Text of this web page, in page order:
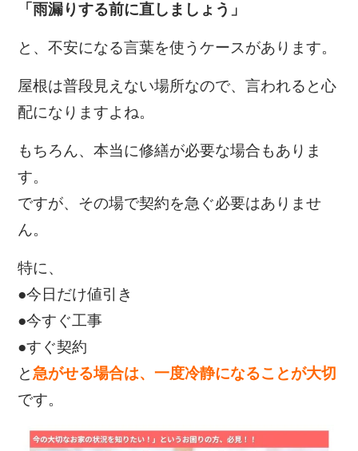
「雨漏りする前に直しましょう」
と、不安になる言葉を使うケースがあります。
屋根は普段見えない場所なので、言われると心
配になりますよね。
もちろん、本当に修繕が必要な場合もありま
す。
ですが、その場で契約を急ぐ必要はありませ
ん。
特に、
●今日だけ値引き
●今すぐ工事
●すぐ契約
と急がせる場合は、一度冷静になることが大切
です。